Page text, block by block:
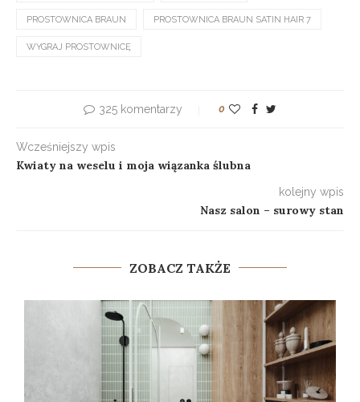
PROSTOWNICA BRAUN PROSTOWNICA BRAUN SATIN HAIR 7
WYGRAJ PROSTOWNICĘ
325 komentarzy 0
Wcześniejszy wpis
Kwiaty na weselu i moja wiązanka ślubna
kolejny wpis
Nasz salon – surowy stan
ZOBACZ TAKŻE